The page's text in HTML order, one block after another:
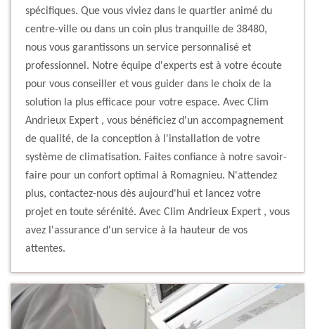
spécifiques. Que vous viviez dans le quartier animé du
centre-ville ou dans un coin plus tranquille de 38480,
nous vous garantissons un service personnalisé et
professionnel. Notre équipe d'experts est à votre écoute
pour vous conseiller et vous guider dans le choix de la
solution la plus efficace pour votre espace. Avec Clim
Andrieux Expert , vous bénéficiez d'un accompagnement
de qualité, de la conception à l'installation de votre
système de climatisation. Faites confiance à notre savoir-
faire pour un confort optimal à Romagnieu. N'attendez
plus, contactez-nous dès aujourd'hui et lancez votre
projet en toute sérénité. Avec Clim Andrieux Expert , vous
avez l'assurance d'un service à la hauteur de vos
attentes.